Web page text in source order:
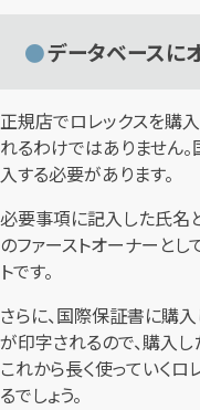
データベースに
正規店でロレックスを購
れるわけではありません
入する必要があります。
必要事項に記入した氏名
のファーストオーナーと
トです。
さらに、国際保証書に購
が印字されるので、購入
これから長く使っていく
るでしょう。